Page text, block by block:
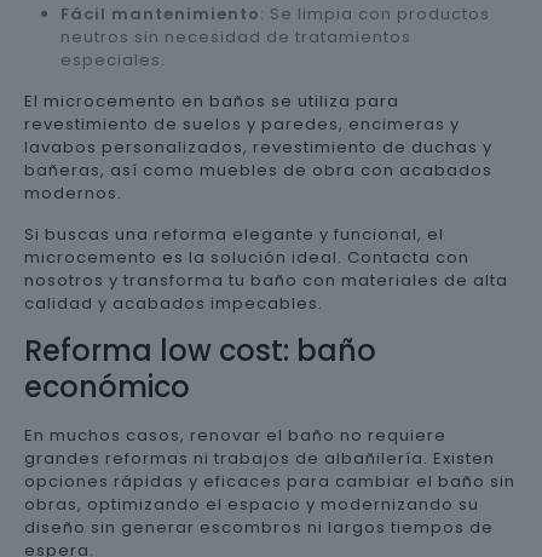
Fácil mantenimiento: Se limpia con productos
neutros sin necesidad de tratamientos
especiales.
El microcemento en baños se utiliza para
revestimiento de suelos y paredes, encimeras y
lavabos personalizados, revestimiento de duchas y
bañeras, así como muebles de obra con acabados
modernos.
Si buscas una reforma elegante y funcional, el
microcemento es la solución ideal. Contacta con
nosotros y transforma tu baño con materiales de alta
calidad y acabados impecables.
Reforma low cost: baño
económico
En muchos casos, renovar el baño no requiere
grandes reformas ni trabajos de albañilería. Existen
opciones rápidas y eficaces para cambiar el baño sin
obras, optimizando el espacio y modernizando su
diseño sin generar escombros ni largos tiempos de
espera.